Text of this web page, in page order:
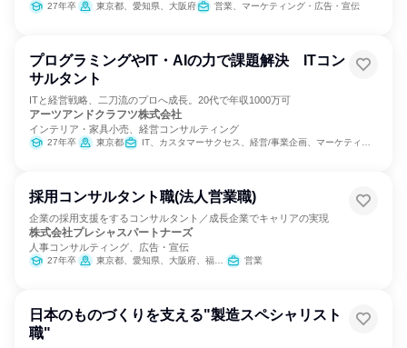
27年卒 東京都、愛知県、大阪府 営業、マーケティング・広告・宣伝
プログラミングやIT・AIの力で課題解決 ITコン
サルタント
ITと経営戦略、二刀流のプロへ成長。20代で年収1000万可
アーツアンドクラフツ株式会社
インテリア・家具小売、経営コンサルティング
27年卒 東京都 IT、カスタマーサクセス、経営/事業企画、マーケティング・広告・宣伝
採用コンサルタント職(法人営業職)
企業の採用支援をするコンサルタント／成長企業でキャリアの実現
株式会社プレシャスパートナーズ
人事コンサルティング、広告・宣伝
27年卒 東京都、愛知県、大阪府、福岡県 営業
日本のものづくりを支える"製造スペシャリスト
職"